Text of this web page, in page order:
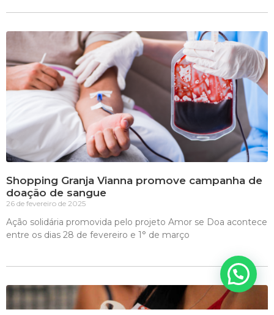
Shopping Granja Vianna promove campanha de
doação de sangue
26 de fevereiro de 2025
Ação solidária promovida pelo projeto Amor se Doa acontece
entre os dias 28 de fevereiro e 1° de março